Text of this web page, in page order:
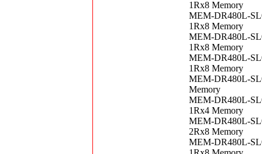
1Rx8 Memory
MEM-DR480L-
1Rx8 Memory
MEM-DR480L-
1Rx8 Memory
MEM-DR480L-
1Rx8 Memory
MEM-DR480L-
Memory
MEM-DR480L-
1Rx4 Memory
MEM-DR480L-
2Rx8 Memory
MEM-DR480L-